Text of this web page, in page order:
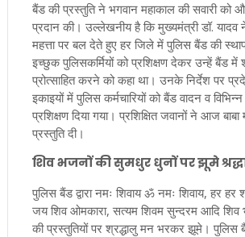
बैंड की प्रस्तुति ने भगवान महाकाल की सवारी को
प्रदान की। उल्लेखनीय है कि मुख्यमंत्री डॉ. यादव
महत्ता पर बल देते हुए हर जिले में पुलिस बैंड की
इच्छुक पुलिसकर्मियों को प्रशिक्षण देकर उन्हें बैंड में
प्रोत्साहित करने को कहा था। उनके निर्देश पर
इकाइयों में पुलिस कर्मचारियों को बैंड वादन व विभिन्न
प्रशिक्षण दिया गया। प्रशिक्षित जवानों ने आज
प्रस्तुति दी।
शिव भजनों की सुमधुर धुनों पर झूमे
पुलिस बैंड द्वारा नमः शिवाय ॐ नमः शिवाय, हर हर
जय शिव ओमकारा, सत्यम शिवम सुन्दरम आदि शिव
की प्रस्तुतियों पर श्रद्धालु मन भरकर झूमे। पुलिस बैंड